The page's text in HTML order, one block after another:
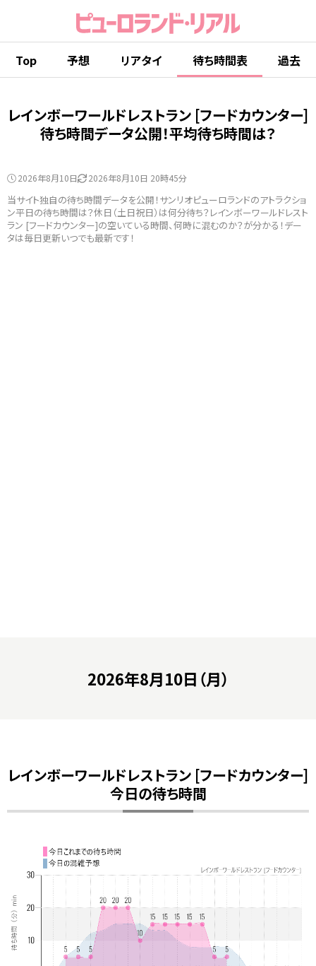
Top 予想 リアタイ 待ち時間表 過去
レインボーワールドレストラン [フードカウンター]
待ち時間データ公開！平均待ち時間は？
2026年8月10日 2026年8月10日 20時45分
当サイト独自の待ち時間データを公開！サンリオピューロランドのアトラクショ
ン平日の待ち時間は？休日（土日祝日）は何分待ち？レインボーワールドレスト
ラン [フードカウンター]の空いている時間、何時に混むのか？が分かる！デー
タは毎日更新いつでも最新です！
2026年8月10日（月）
レインボーワールドレストラン [フードカウンター]
今日の待ち時間